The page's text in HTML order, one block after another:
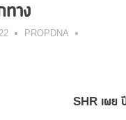
ทาง
PROPDNA
SHR เผย